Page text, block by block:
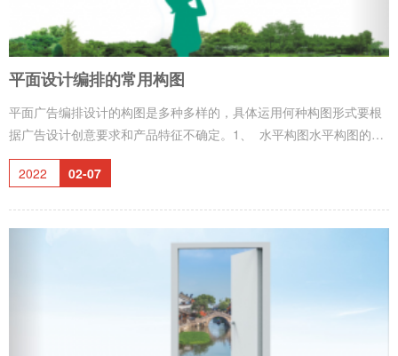
平面设计编排的常用构图
平面广告编排设计的构图是多种多样的，具体运用何种构图形式要根
据广告设计创意要求和产品特征不确定。1、 水平构图水平构图的版
面安静平衡，但有时也需要局部的对比、破解和错落，使画面静中有
动，不呆板。2、 垂直构图垂直构图具有伸展力、崇高感，视线上下
对称排列，形式庄重、正规。4、 均衡构图图形放在版面的左边或右
2022 02-07